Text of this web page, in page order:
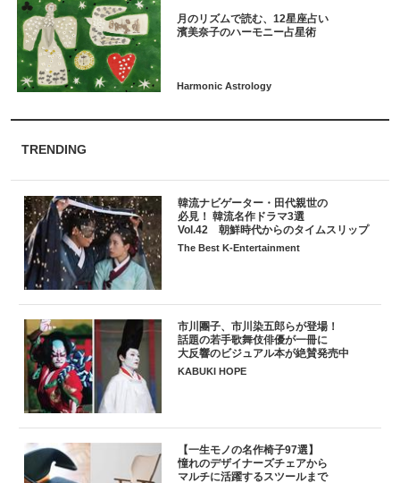
月のリズムで読む、12星座占い
TRENDING
韓流ナビゲーター・田代親世の
必見！ 韓流名作ドラマ3選
Vol.42 朝鮮時代からのタイムスリップ
The Best K-Entertainment
市川團子、市川染五郎らが登場！
話題の若手歌舞伎俳優が一冊に
大反響のビジュアル本が絶賛発売中
KABUKI HOPE
【一生モノの名作椅子97選】
憧れのデザイナーズチェアから
マルチに活躍するスツールまで